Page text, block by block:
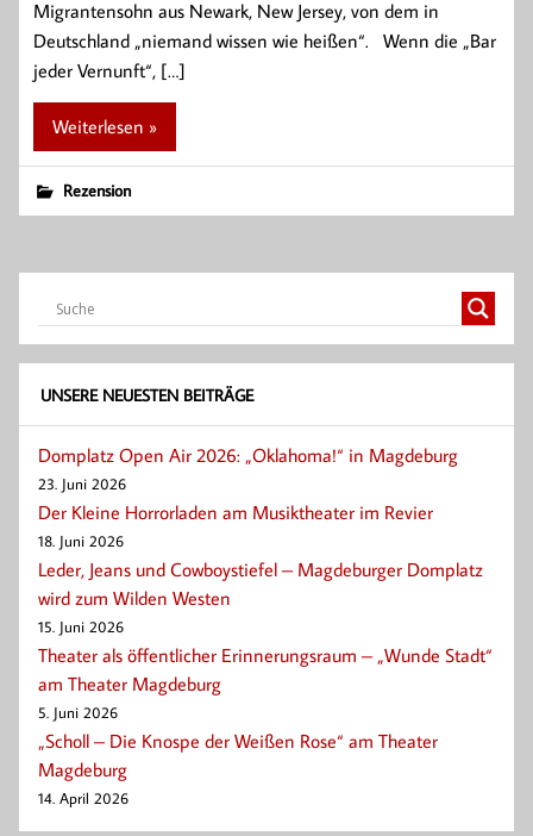
Migrantensohn aus Newark, New Jersey, von dem in
Deutschland „niemand wissen wie heißen“. Wenn die „Bar
jeder Vernunft“, […]
Weiterlesen »
Rezension
UNSERE NEUESTEN BEITRÄGE
Domplatz Open Air 2026: „Oklahoma!“ in Magdeburg
23. Juni 2026
Der Kleine Horrorladen am Musiktheater im Revier
18. Juni 2026
Leder, Jeans und Cowboystiefel – Magdeburger Domplatz
wird zum Wilden Westen
15. Juni 2026
Theater als öffentlicher Erinnerungsraum – „Wunde Stadt“
am Theater Magdeburg
5. Juni 2026
„Scholl – Die Knospe der Weißen Rose“ am Theater
Magdeburg
14. April 2026